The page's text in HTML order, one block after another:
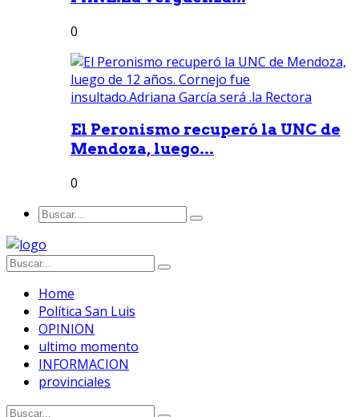
0
El Peronismo recuperó la UNC de
Mendoza, luego...
0
Home
Política San Luis
OPINION
ultimo momento
INFORMACION
provinciales